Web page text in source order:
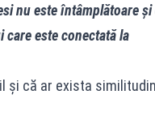
nu este întâmplătoare și
care este conectată la
și că ar exista